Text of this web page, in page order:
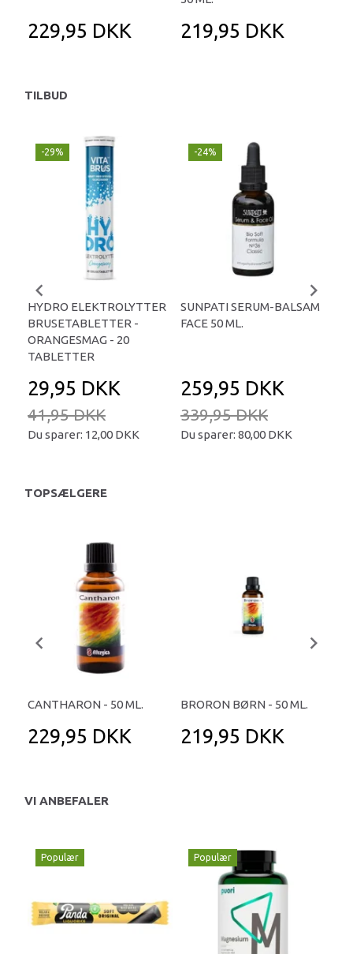
229,95 DKK 219,95 DKK
TILBUD
-29%
HYDRO ELEKTROLYTTER
BRUSETABLETTER -
ORANGESMAG - 20
TABLETTER
29,95 DKK
41,95 DKK
Du sparer: 12,00 DKK
-24%
SUNPATI SERUM-BALSAM
FACE 50 ML.
259,95 DKK
339,95 DKK
Du sparer: 80,00 DKK
TOPSÆLGERE
CANTHARON - 50 ML.
229,95 DKK
BRORON BØRN - 50 ML.
219,95 DKK
VI ANBEFALER
Populær Populær